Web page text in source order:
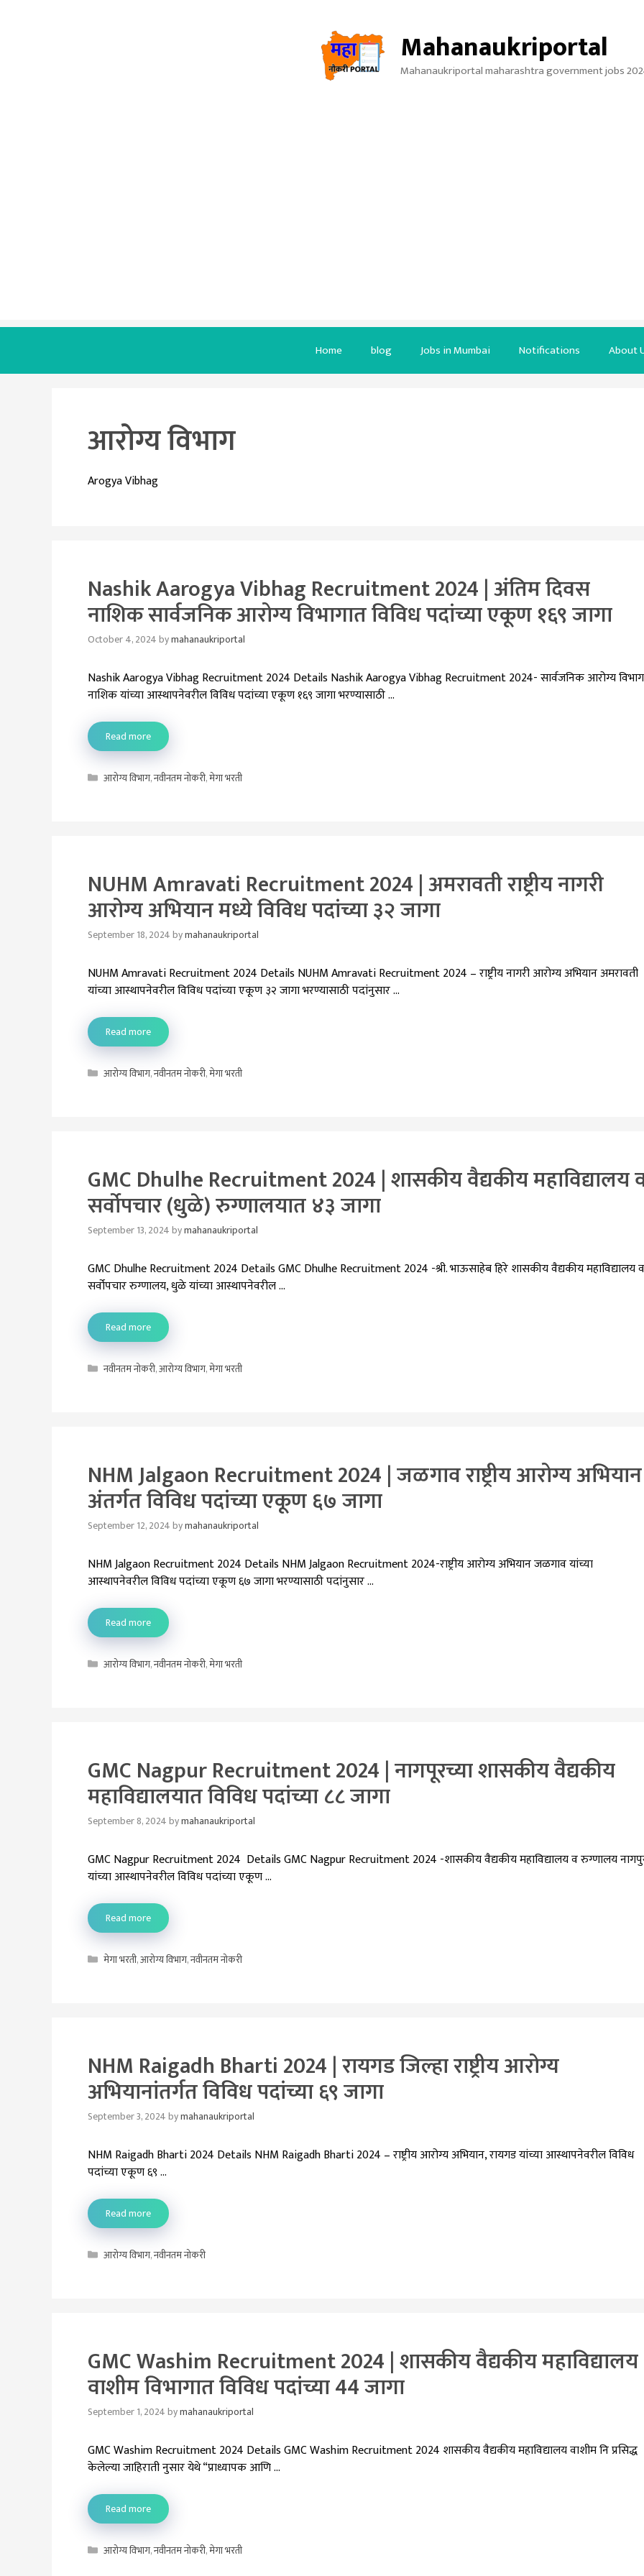
Mahanaukriportal
Mahanaukriportal maharashtra government jobs
Home blog Jobs in Mumbai Notifications About
आरोग्य विभाग
Arogya Vibhag
Nashik Aarogya Vibhag Recruitment 2024 | अंतिम दिवस
नाशिक सार्वजनिक आरोग्य विभागात विविध पदांच्या एकूण १६९ जागा
October 4, 2024bymahanaukriportal
Nashik Aarogya Vibhag Recruitment 2024 Details Nashik Aarogya Vibhag Recruitment 2024- सार्वजनिक आरोग्य
नाशिक यांच्या आस्थापनेवरील विविध पदांच्या एकूण १६९ जागा भरण्यासाठी …
Read more
Categories
आरोग्य विभाग,नवीनतम नोकरी,मेगा भरती
NUHM Amravati Recruitment 2024 | अमरावती राष्ट्रीय नागरी
आरोग्य अभियान मध्ये विविध पदांच्या ३२ जागा
September 18, 2024bymahanaukriportal
NUHM Amravati Recruitment 2024 Details NUHM Amravati Recruitment 2024 – राष्ट्रीय नागरी आरोग्य अभियान अमरावती
यांच्या आस्थापनेवरील विविध पदांच्या एकूण ३२ जागा भरण्यासाठी पदांनुसार …
Read more
Categories
आरोग्य विभाग,नवीनतम नोकरी,मेगा भरती
GMC Dhulhe Recruitment 2024 | शासकीय वैद्यकीय महाविद्यालय
सर्वोपचार (धुळे) रुग्णालयात ४३ जागा
September 13, 2024bymahanaukriportal
GMC Dhulhe Recruitment 2024 Details GMC Dhulhe Recruitment 2024 -श्री. भाऊसाहेब हिरे शासकीय वैद्यकीय महाविद्यालय व
सर्वोपचार रुग्णालय, धुळे यांच्या आस्थापनेवरील …
Read more
Categories
नवीनतम नोकरी,आरोग्य विभाग,मेगा भरती
NHM Jalgaon Recruitment 2024 | जळगाव राष्ट्रीय आरोग्य अभियान
अंतर्गत विविध पदांच्या एकूण ६७ जागा
September 12, 2024bymahanaukriportal
NHM Jalgaon Recruitment 2024 Details NHM Jalgaon Recruitment 2024-राष्ट्रीय आरोग्य अभियान जळगाव यांच्या
आस्थापनेवरील विविध पदांच्या एकूण ६७ जागा भरण्यासाठी पदांनुसार …
Read more
Categories
आरोग्य विभाग,नवीनतम नोकरी,मेगा भरती
GMC Nagpur Recruitment 2024 | नागपूरच्या शासकीय वैद्यकीय
महाविद्यालयात विविध पदांच्या ८८ जागा
September 8, 2024bymahanaukriportal
GMC Nagpur Recruitment 2024 Details GMC Nagpur Recruitment 2024 -शासकीय वैद्यकीय महाविद्यालय व रुग्णालय
यांच्या आस्थापनेवरील विविध पदांच्या एकूण …
Read more
Categories
मेगा भरती,आरोग्य विभाग,नवीनतम नोकरी
NHM Raigadh Bharti 2024 | रायगड जिल्हा राष्ट्रीय आरोग्य
अभियानांतर्गत विविध पदांच्या ६९ जागा
September 3, 2024bymahanaukriportal
NHM Raigadh Bharti 2024 Details NHM Raigadh Bharti 2024 – राष्ट्रीय आरोग्य अभियान, रायगड यांच्या आस्थापनेवरील विविध
पदांच्या एकूण ६९ …
Read more
Categories
आरोग्य विभाग,नवीनतम नोकरी
GMC Washim Recruitment 2024 | शासकीय वैद्यकीय महाविद्यालय
वाशीम विभागात विविध पदांच्या 44 जागा
September 1, 2024bymahanaukriportal
GMC Washim Recruitment 2024 Details GMC Washim Recruitment 2024 शासकीय वैद्यकीय महाविद्यालय वाशीम नि प्रसिद्ध
केलेल्या जाहिराती नुसार येथे “प्राध्यापक आणि …
Read more
Categories
आरोग्य विभाग,नवीनतम नोकरी,मेगा भरती